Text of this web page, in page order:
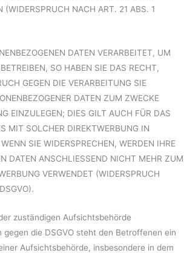
(WIDERSPRUCH NACH ART. 21 ABS. 1
DATEN VERARBEITET, UM
SO HABEN SIE DAS RECHT,
GEGEN DIE VERARBEITUNG SIE
DATEN ZUM ZWECKE
EINZULEGEN; DIES GILT AUCH FÜR DAS
MIT SOLCHER DIREKTWERBUNG IN
SIE WIDERSPRECHEN, WERDEN IHRE
DATEN ANSCHLIESSEND NICHT MEHR ZUM
VERWENDET (WIDERSPRUCH
zuständigen Aufsichts­behörde
gegen die DSGVO steht den Betroffenen ein
Aufsichtsbehörde, insbesondere in dem